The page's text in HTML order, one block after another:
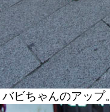
ビちゃんのアップ